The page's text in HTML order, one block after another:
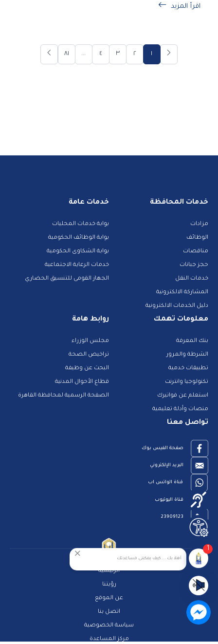
اقرأ المزيد
١ ٢ ٣ ٤ ... ٨١
خدمات المحافظة
مزادات
الوظائف
مناقصات
حجز جبانات
خدمات النقل
المشاركة الالكترونية
دليل الخدمات الالكترونية
خدمات عامة
بوابة خدمات المحليات
بوابة الوظائف الحكومية
بوابة الشكاوى الحكومية
خدمات الرعاية الاجتماعية
الجهاز القومى للتنسيق الحضاري
معلومات تهمك
بنك المعرفة
الشرطة والمرور
تطبيقات خدمية
تكنولوجيا وانترنت
استعلم عن فواتيرك
منصات وأدلة تعليمية
روابط هامة
مجلس الوزراء
تراخيص الصحة
البحث عن وظيفة
قطاع الأحوال المدنية
الصفحة الرسمية لمحافظة القاهرة
تواصل معنا
صفحة الفيس بوك
البريد الإلكتروني
قناة الواتس اب
قناة اليوتيوب
23909123
الرئيسية
رؤيتنا
عن الموقع
اتصل بنا
سياسة الخصوصية
مركز المساعدة
أهلا بك ... كيف يمكننى مساعدتك
1